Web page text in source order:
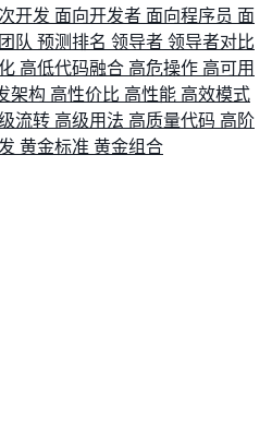
开发 面向开发者 面向程序员 面
队 预测排名 领导者 领导者对比
高低代码融合 高危操作 高可用
架构 高性价比 高性能 高效模式
流转 高级用法 高质量代码 高阶
黄金标准 黄金组合